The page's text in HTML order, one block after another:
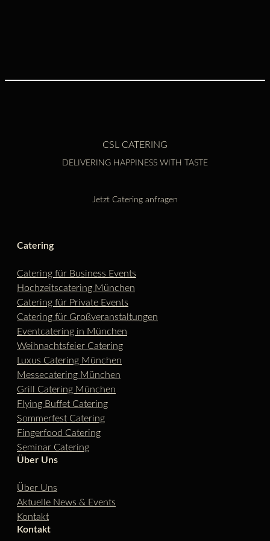
CSL CATERING
DELIVERING HAPPINESS WITH TASTE
Jetzt Catering anfragen
Catering
Catering für Business Events
Hochzeitscatering München
Catering für Private Events
Catering für Großveranstaltungen
Eventcatering in München
Weihnachtsfeier Catering
Luxus Catering München
Messecatering München
Grill Catering München
Flying Buffet Catering
Sommerfest Catering
Fingerfood Catering
Seminar Catering
Über Uns
Über Uns
Aktuelle News & Events
Kontakt
Kontakt